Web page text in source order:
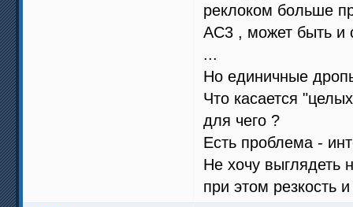
реклоком больше
АС3 , может быть и
...
Но единичные
Что касается
для чего ?
Есть проблема -
Не хочу выглядеть
при этом